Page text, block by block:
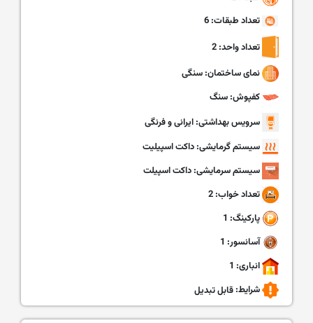
تعداد طبقات: 6
تعداد واحد: 2
نمای ساختمان: سنگی
کفپوش: سنگ
سرویس بهداشتی: ایرانی و فرنگی
سیستم گرمایشی: داکت اسپیلیت
سیستم سرمایشی: داکت اسپیلت
تعداد خواب: 2
پارکینگ: 1
آسانسور: 1
انباری: 1
شرایط:قابل تبدیل